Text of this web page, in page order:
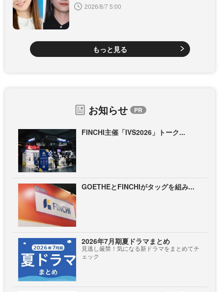
2026/8/7 5:00
もっと見る
お知らせ
FINCHI主催「IVS2026」トーク...
GOETHEとFINCHIがタッグを組み...
2026年7月期夏ドラマまとめ
見逃し厳禁！気になる新ドラマをまとめてチ
ェック